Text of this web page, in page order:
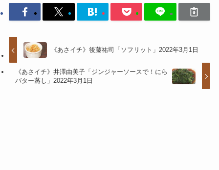
《あさイチ》後藤祐司「ソフリット」2022年3月1日
《あさイチ》井澤由美子「ジンジャーソースで！にら
バター蒸し」2022年3月1日